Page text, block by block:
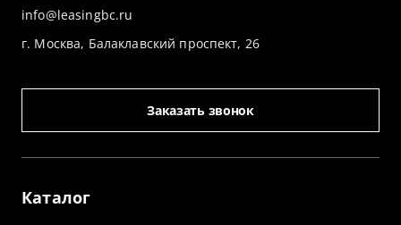
Каталог
info@leasingbc.ru
г. Москва, Балаклавский проспект, 26
Заказать звонок